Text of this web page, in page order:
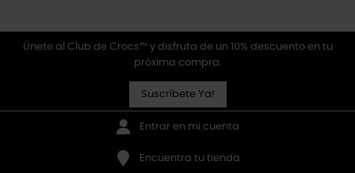
Únete al Club de Crocs™ y disfruta de un 10% descuento en tu
próxima compra.
Suscríbete Ya!
Entrar en mi cuenta
Encuentra tu tienda